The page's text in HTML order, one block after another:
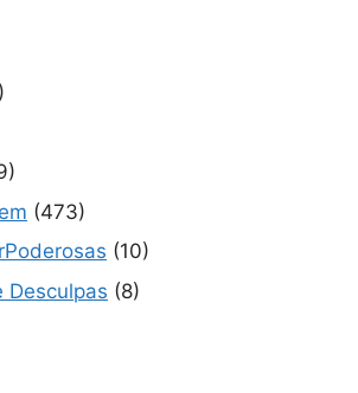
(473)
(10)
Desculpas (8)